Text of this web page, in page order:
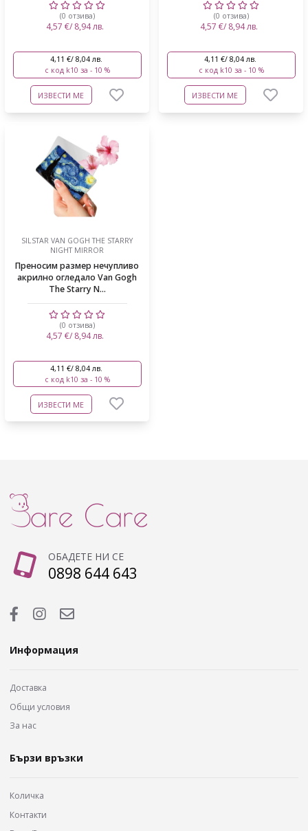
(0 отзива)
4,57 €/ 8,94 лв.
4,11 €/ 8,04 лв.
с код k10 за - 10 %
ИЗВЕСТИ МЕ
(0 отзива)
4,57 €/ 8,94 лв.
4,11 €/ 8,04 лв.
с код k10 за - 10 %
ИЗВЕСТИ МЕ
SILSTAR VAN GOGH THE STARRY
NIGHT MIRROR
Преносим размер нечупливо
акрилно огледало Van Gogh
The Starry N...
(0 отзива)
4,57 €/ 8,94 лв.
4,11 €/ 8,04 лв.
с код k10 за - 10 %
ИЗВЕСТИ МЕ
ОБАДЕТЕ НИ СЕ
0898 644 643
Информация
Доставка
Общи условия
За нас
Бързи връзки
Количка
Контакти